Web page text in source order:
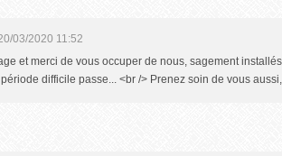
03/2020 11:52
et merci de vous occuper de nous, sagement
difficile passe... <br /> Prenez soin de vous